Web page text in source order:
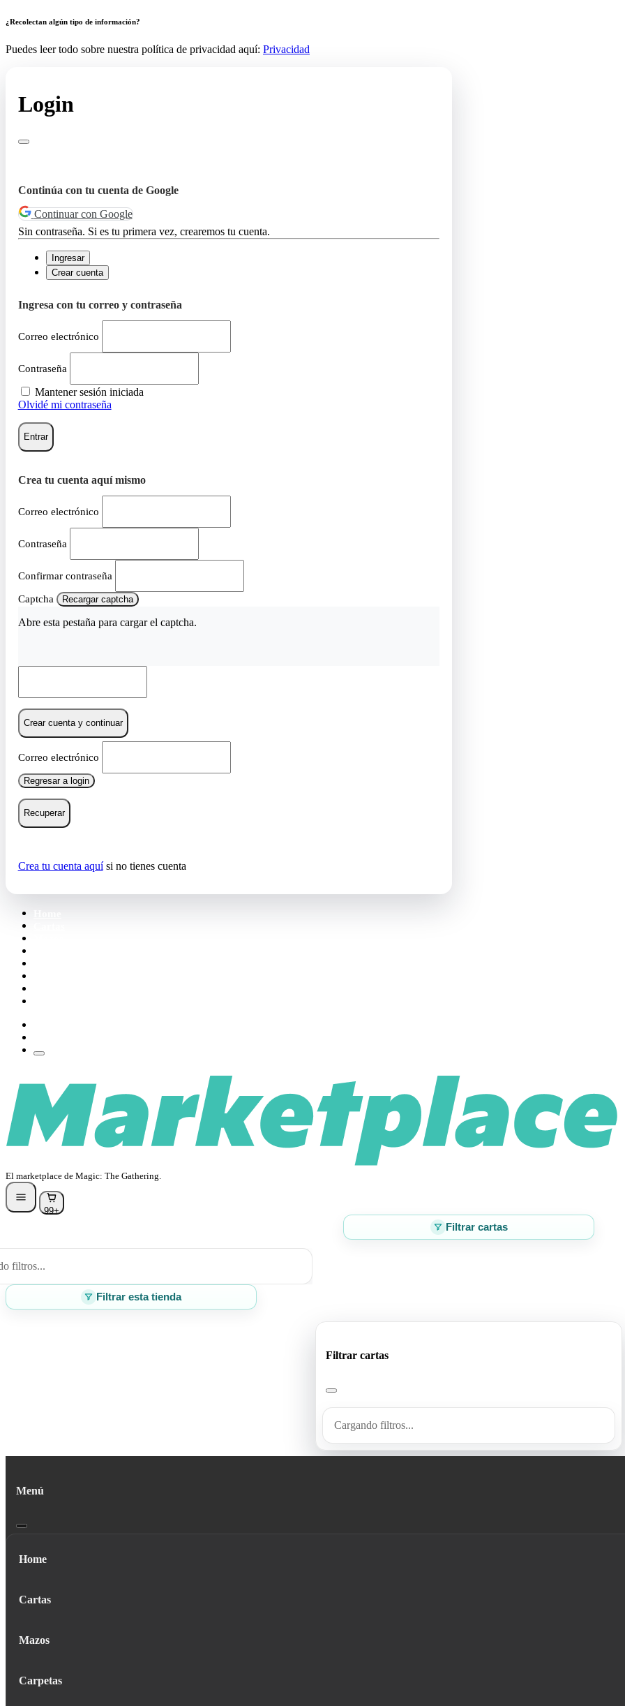
¿Recolectan algún tipo de información?
Puedes leer todo sobre nuestra política de privacidad aquí: Privacidad
Login
Continúa con tu cuenta de Google
Continuar con Google
Sin contraseña. Si es tu primera vez, crearemos tu cuenta.
Ingresar
Crear cuenta
Ingresa con tu correo y contraseña
Correo electrónico
Contraseña
Mantener sesión iniciada
Olvidé mi contraseña
Entrar
Crea tu cuenta aquí mismo
Correo electrónico
Contraseña
Confirmar contraseña
Captcha Recargar captcha
Abre esta pestaña para cargar el captcha.
Crear cuenta y continuar
Correo electrónico
Regresar a login
Recuperar
Crea tu cuenta aquísi no tienes cuenta
El marketplace de Magic: The Gathering.
99+
Filtrar cartas
filtros...
Filtrar esta tienda
Filtrar cartas
Cargando filtros...
Menú
Home
Cartas
Mazos
Carpetas